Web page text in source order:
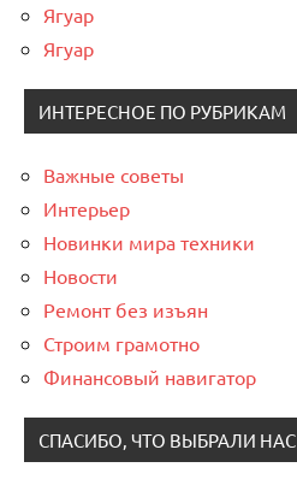
Ягуар
Ягуар
ИНТЕРЕСНОЕ ПО РУБРИКАМ
Важные советы
Интерьер
Новинки мира техники
Новости
Ремонт без изъян
Строим грамотно
Финансовый навигатор
СПАСИБО, ЧТО ВЫБРАЛИ НАС